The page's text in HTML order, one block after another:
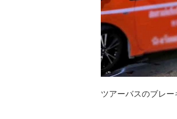
ツアーバスのブレー